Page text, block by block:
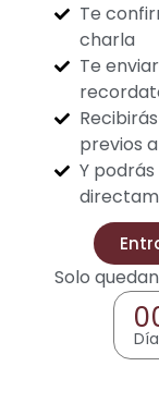
Te
charla
Te
previos
Y
Solo